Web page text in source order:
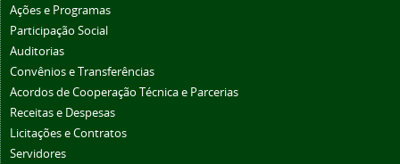
Ações e Programas
Participação Social
Auditorias
Convênios e Transferências
Acordos de Cooperação Técnica e Parcerias
Receitas e Despesas
Licitações e Contratos
Servidores